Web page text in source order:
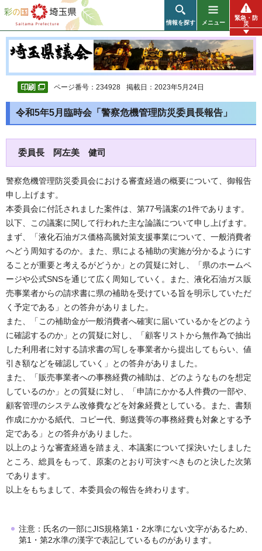
彩の国 埼玉県
情報を探す メニュー
緊急・防
災
ページ番号：234928 掲載日：2023年5月24日
令和5年5月臨時会「警察危機管理防災委員長報告」
委員長 阿左美 健司
警察危機管理防災委員会における審査経過の概要について、御報告
申し上げます。
本委員会に付託されました案件は、第77号議案の1件であります。
以下、この議案に関して行われた主な論議について申し上げます。
まず、「液化石油ガス価格高騰対策支援事業について、一般消費者
へどう周知するのか。また、県による補助の実施が分かるようにす
ることが重要と考えるがどうか」との質疑に対し、「県のホームペ
ージや公式SNSを通じて広く周知していく。また、液化石油ガス販
売事業者からの請求書に県の補助を受けている旨を明示していただ
く予定である」との答弁がありました。
また、「この補助金が一般消費者へ確実に届いているかをどのよう
に確認するのか」との質疑に対し、「顧客リストから無作為で抽出
した利用者に対する請求書の写しを事業者から提出してもらい、値
引き額などを確認していく」との答弁がありました。
また、「販売事業者への事務経費の補助は、どのようなものを想定
しているのか」との質疑に対し、「申請にかかる人件費の一部や、
顧客管理のシステム改修費などを対象経費としている。また、書類
作成にかかる紙代、コピー代、郵送費等の事務経費も対象とする予
定である」との答弁がありました。
以上のような審査経過を踏まえ、本議案について採決いたしました
ところ、総員をもって、原案のとおり可決すべきものと決した次第
であります。
以上をもちまして、本委員会の報告を終わります。
注意：氏名の一部にJIS規格第1・2水準にない文字があるため、
第1・第2水準の漢字で表記しているものがあります。